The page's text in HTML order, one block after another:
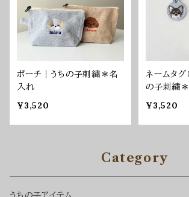
ポーチ｜うちの子刺繍＊名
入れ
¥3,520
ネームタグ
の子刺繍
¥3,520
Category